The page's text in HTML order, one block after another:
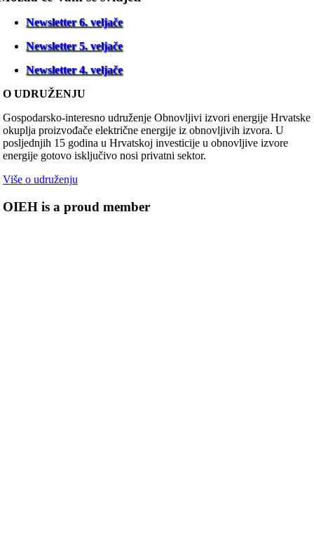
Newsletter 6. veljače
Newsletter 5. veljače
Newsletter 4. veljače
O UDRUŽENJU
Gospodarsko-interesno udruženje Obnovljivi izvori energije Hrvatske
okuplja proizvođače električne energije iz obnovljivih izvora. U
posljednjih 15 godina u Hrvatskoj investicije u obnovljive izvore
energije gotovo isključivo nosi privatni sektor.
Više o udruženju
OIEH is a proud member